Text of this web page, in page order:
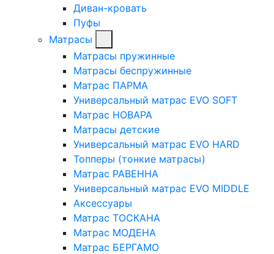
Диван-кровать
Пуфы
Матрасы
Матрасы пружинные
Матрасы беспружинные
Матрас ПАРМА
Универсальный матрас EVO SOFT
Матрас НОВАРА
Матрасы детские
Универсальный матрас EVO HARD
Топперы (тонкие матрасы)
Матрас РАВЕННА
Универсальный матрас EVO MIDDLE
Аксессуары
Матрас ТОСКАНА
Матрас МОДЕНА
Матрас БЕРГАМО